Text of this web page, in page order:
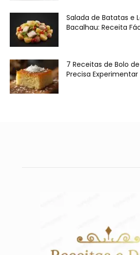
Salada de Batatas e
Bacalhau: Receita
7 Receitas de Bolo
Precisa Experimentar